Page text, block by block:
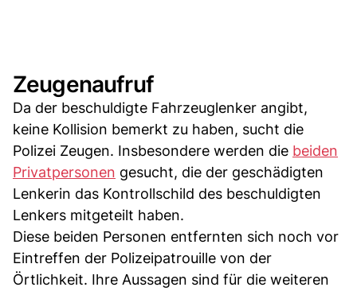
Zeugenaufruf
Da der beschuldigte Fahrzeuglenker angibt,
keine Kollision bemerkt zu haben, sucht die
Polizei Zeugen. Insbesondere werden die beiden
Privatpersonen gesucht, die der geschädigten
Lenkerin das Kontrollschild des beschuldigten
Lenkers mitgeteilt haben.
Diese beiden Personen entfernten sich noch vor
Eintreffen der Polizeipatrouille von der
Örtlichkeit. Ihre Aussagen sind für die weiteren